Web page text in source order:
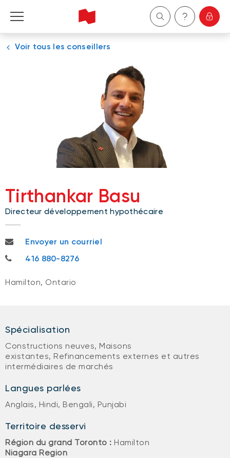
Particuliers
Devenir client
English
Voir tous les conseillers
Tirthankar Basu
Directeur développement hypothécaire
tirthankar.basu@bnc.ca
Envoyer un courriel
416 880-8276
416 880-8276
Hamilton, Ontario
Spécialisation
Constructions neuves, Maisons
existantes, Refinancements externes et autres
intermédiaires de marchés
Langues parlées
Anglais, Hindi, Bengali, Punjabi
Territoire desservi
Région du grand Toronto : Hamilton
Niagara Region